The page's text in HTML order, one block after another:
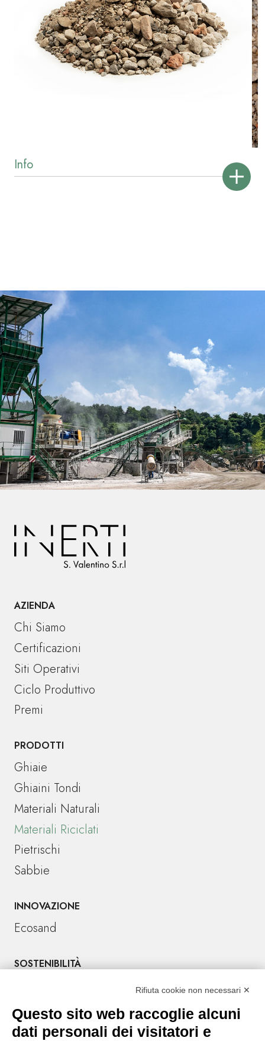
AZIENDA
Chi Siamo
Certificazioni
Siti Operativi
Ciclo Produttivo
Premi
PRODOTTI
Ghiaie
Ghiaini Tondi
Materiali Naturali
Materiali Riciclati
Pietrischi
Sabbie
INNOVAZIONE
Ecosand
SOSTENIBILITÀ
Tel. +39 045 6701666
Sede amministrativa: Località Crocioni 46/H
37012 Bussolengo (Verona) – Italy
Rifiuta cookie non necessari ✕
Questo sito web raccoglie alcuni
dati personali dei visitatori e